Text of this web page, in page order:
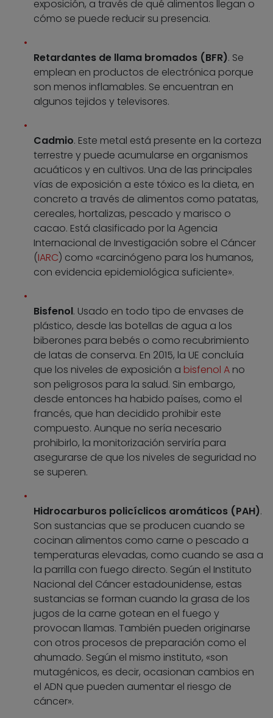
exposición, a través de qué alimentos llegan o
cómo se puede reducir su presencia.
Retardantes de llama bromados (BFR). Se
emplean en productos de electrónica porque
son menos inflamables. Se encuentran en
algunos tejidos y televisores.
Cadmio. Este metal está presente en la corteza
terrestre y puede acumularse en organismos
acuáticos y en cultivos. Una de las principales
vías de exposición a este tóxico es la dieta, en
concreto a través de alimentos como patatas,
cereales, hortalizas, pescado y marisco o
cacao. Está clasificado por la Agencia
Internacional de Investigación sobre el Cáncer
(IARC) como «carcinógeno para los humanos,
con evidencia epidemiológica suficiente».
Bisfenol. Usado en todo tipo de envases de
plástico, desde las botellas de agua a los
biberones para bebés o como recubrimiento
de latas de conserva. En 2015, la UE concluía
que los niveles de exposición a bisfenol A no
son peligrosos para la salud. Sin embargo,
desde entonces ha habido países, como el
francés, que han decidido prohibir este
compuesto. Aunque no sería necesario
prohibirlo, la monitorización serviría para
asegurarse de que los niveles de seguridad no
se superen.
Hidrocarburos policíclicos aromáticos (PAH).
Son sustancias que se producen cuando se
cocinan alimentos como carne o pescado a
temperaturas elevadas, como cuando se asa a
la parrilla con fuego directo. Según el Instituto
Nacional del Cáncer estadounidense, estas
sustancias se forman cuando la grasa de los
jugos de la carne gotean en el fuego y
provocan llamas. También pueden originarse
con otros procesos de preparación como el
ahumado. Según el mismo instituto, «son
mutagénicos, es decir, ocasionan cambios en
el ADN que pueden aumentar el riesgo de
cáncer».